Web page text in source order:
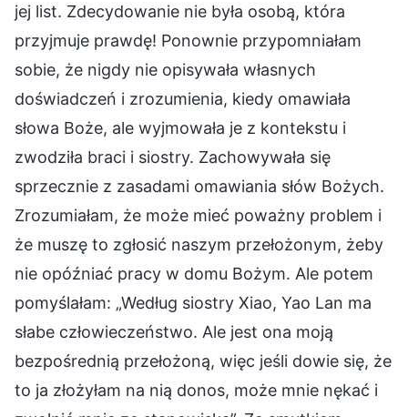
jej list. Zdecydowanie nie była osobą, która
przyjmuje prawdę! Ponownie przypomniałam
sobie, że nigdy nie opisywała własnych
doświadczeń i zrozumienia, kiedy omawiała
słowa Boże, ale wyjmowała je z kontekstu i
zwodziła braci i siostry. Zachowywała się
sprzecznie z zasadami omawiania słów Bożych.
Zrozumiałam, że może mieć poważny problem i
że muszę to zgłosić naszym przełożonym, żeby
nie opóźniać pracy w domu Bożym. Ale potem
pomyślałam: „Według siostry Xiao, Yao Lan ma
słabe człowieczeństwo. Ale jest ona moją
bezpośrednią przełożoną, więc jeśli dowie się, że
to ja złożyłam na nią donos, może mnie nękać i